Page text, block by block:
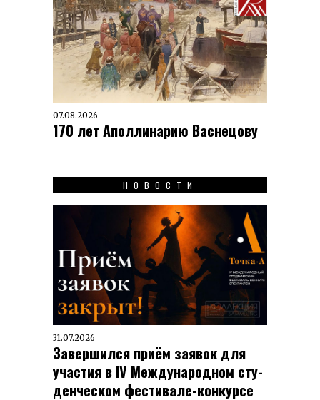
07.08.2026
170 лет Аполлинарию Васнецову
НОВОСТИ
31.07.2026
Завершился приём заявок для
участия в IV Меж­ду­на­род­ном сту­
ден­чес­ком фес­ти­вале-кон­кур­се